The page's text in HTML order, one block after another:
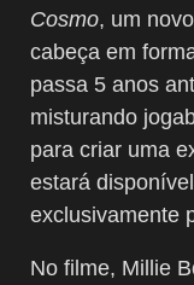
Cosmo, um
cabeça em
passa 5 anos
misturando
para criar uma
estará
exclusivamente
No filme, Millie